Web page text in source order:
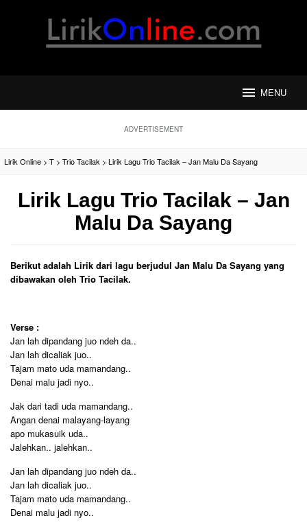
MENU
ADVERTISEMENT
Lirik Online > T > Trio Tacilak > Lirik Lagu Trio Tacilak – Jan Malu Da Sayang
Lirik Lagu Trio Tacilak – Jan
Malu Da Sayang
Berikut adalah Lirik dari lagu berjudul Jan Malu Da Sayang yang
dibawakan oleh Trio Tacilak.
Verse :
Jan lah dipandang juo ndeh da..
Jan lah dicaliak juo..
Tajam mato uda mamandang..
Denai malu jadi nyo..
Jak dari tadi uda mamandang..
Angan denai malayang-layang
apo mukasuik uda..
Jalehkan.. jalehkan..
Jan lah dipandang juo ndeh da..
Jan lah dicaliak juo..
Tajam mato uda mamandang..
Denai malu jadi nyo..